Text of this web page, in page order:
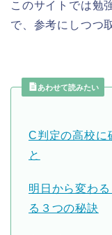
このサイトでは勉
で、参考にしつつ
あわせて読みたい
C判定の高校に
と
明日から変わ
る３つの秘訣